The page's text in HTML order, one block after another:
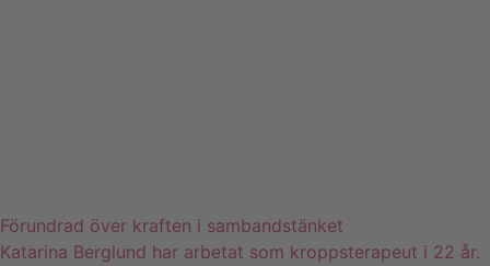
Förundrad över kraften i sambandstänket
Katarina Berglund har arbetat som kroppsterapeut i 22 år.